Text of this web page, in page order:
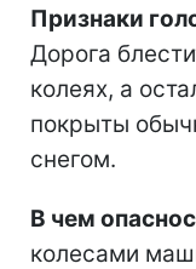
Признаки
Дорога
колеях, а
покрыты
снегом.
В чем
колесами